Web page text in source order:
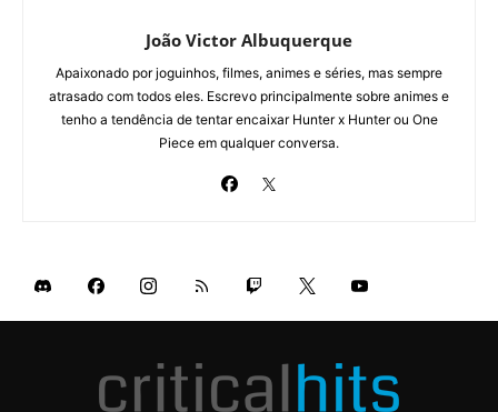
João Victor Albuquerque
Apaixonado por joguinhos, filmes, animes e séries, mas sempre
atrasado com todos eles. Escrevo principalmente sobre animes e
tenho a tendência de tentar encaixar Hunter x Hunter ou One
Piece em qualquer conversa.